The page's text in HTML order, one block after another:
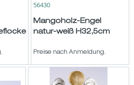
56430
Mangoholz-Engel
natur-weiß H32,5cm
Preise nach Anmeldung.